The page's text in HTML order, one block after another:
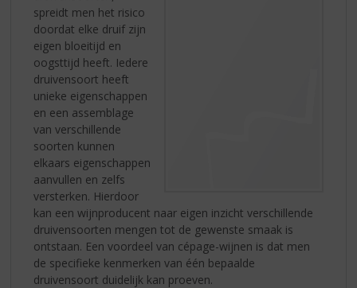
spreidt men het risico
doordat elke druif zijn
eigen bloeitijd en
oogsttijd heeft. Iedere
druivensoort heeft
unieke eigenschappen
en een assemblage
van verschillende
soorten kunnen
elkaars eigenschappen
aanvullen en zelfs
versterken. Hierdoor
kan een wijnproducent naar eigen inzicht verschillende
druivensoorten mengen tot de gewenste smaak is
ontstaan. Een voordeel van cépage-wijnen is dat men
de specifieke kenmerken van één bepaalde
druivensoort duidelijk kan proeven.